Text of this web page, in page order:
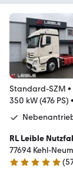
Standard-SZM •
350 kW (476 PS) •
RL Leible
Leible
77694 Kehl-
5 Sterne
(